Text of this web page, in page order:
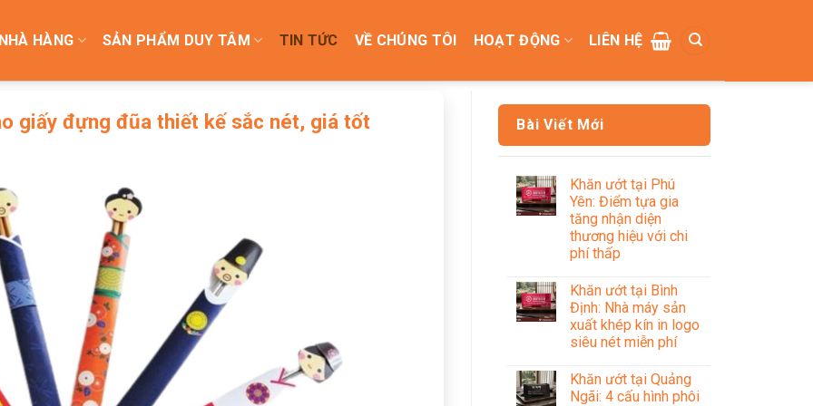
HÀNG SẢN PHẨM DUY TÂM TIN TỨC VỀ CHÚNG TÔI HOẠT ĐỘNG LIÊN HỆ
giấy đựng đũa thiết kế sắc nét, giá tốt Bài Viết Mới
Khăn ướt tại Phú
Yên: Điểm tựa gia
tăng nhận diện
thương hiệu với chi
phí thấp
Khăn ướt tại Bình
Định: Nhà máy sản
xuất khép kín in logo
siêu nét miễn phí
Khăn ướt tại Quảng
Ngãi: 4 cấu hình phôi